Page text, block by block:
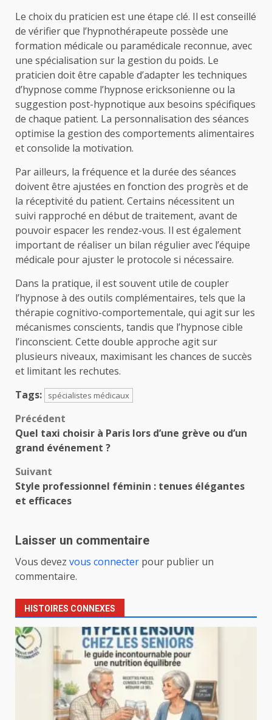
Le choix du praticien est une étape clé. Il est conseillé
de vérifier que l’hypnothérapeute possède une
formation médicale ou paramédicale reconnue, avec
une spécialisation sur la gestion du poids. Le
praticien doit être capable d’adapter les techniques
d’hypnose comme l’hypnose ericksonienne ou la
suggestion post-hypnotique aux besoins spécifiques
de chaque patient. La personnalisation des séances
optimise la gestion des comportements alimentaires
et consolide la motivation.
Par ailleurs, la fréquence et la durée des séances
doivent être ajustées en fonction des progrès et de
la réceptivité du patient. Certains nécessitent un
suivi rapproché en début de traitement, avant de
pouvoir espacer les rendez-vous. Il est également
important de réaliser un bilan régulier avec l’équipe
médicale pour ajuster le protocole si nécessaire.
Dans la pratique, il est souvent utile de coupler
l’hypnose à des outils complémentaires, tels que la
thérapie cognitivo-comportementale, qui agit sur les
mécanismes conscients, tandis que l’hypnose cible
l’inconscient. Cette double approche agit sur
plusieurs niveaux, maximisant les chances de succès
et limitant les rechutes.
Tags:
spécialistes médicaux
Navigation
d’article
Précédent
Quel taxi choisir à Paris lors d’une grève ou d’un
grand événement ?
Suivant
Style professionnel féminin : tenues élégantes
et efficaces
Laisser un commentaire
Vous devez vous connecter pour publier un
commentaire.
HISTOIRES CONNEXES